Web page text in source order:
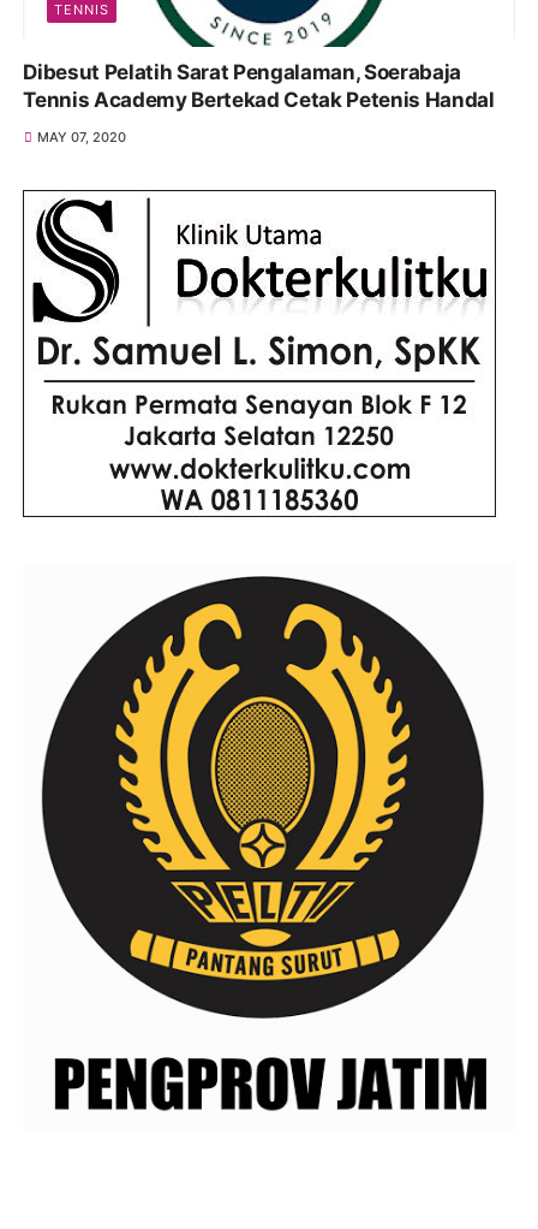
TENNIS
Dibesut Pelatih Sarat Pengalaman, Soerabaja
Tennis Academy Bertekad Cetak Petenis Handal
MAY 07, 2020